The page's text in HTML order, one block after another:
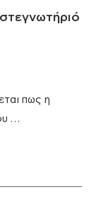
πως η
…